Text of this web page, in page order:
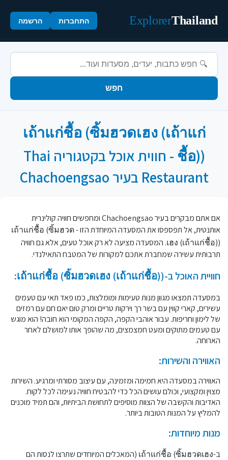
Thailand
Explorer התחברות הרשמה
חפש
เถ้าแก่ชื้อ (ซิ้มฮวดเฮง (เถ้าแก่
ชื้อ)) - חווית אוכל בקטגוריה Thai
Restaurant בעיר Chachoengsao
אם אתם מבקרים בעיר Chachoengsao ומחפשים חוויה קולינרית
אותנטית, אל תפספסו את המסעדה המיוחדת הזו - เถ้าแก่ชื้อ (ซิ้มฮวด
เฮง (เถ้าแก่ชื้อ)). המסעדה מציעה לא רק אוכל טעים, אלא גם חוויה
תרבותית עשירה שמחברת אתכם למקורות של המטבח התאילנדי.
חוויית האוכל ב-เถ้าแก่ชื้อ (ซิ้มฮวดเฮง (เถ้าแก่ชื้อ)):
במסעדה תמצאו מגוון מנות טעימות ומומלצות, כמו פאד תאי עם טעמים
עשירים, קארי קווין עם בשר רך וירקות טריים ומרק טום יאם חם עם רמזים
של לימון וחריפות. עבור אוהבי הקפה, הקפה המקומי הוא חובה! הוא מוגש
עם טעמים מתוקים ומעט חמצמצים, מה שהופך אותו למושלם לאחר
הארוחה.
האווירה והשירות:
האווירה במסעדה היא חמימה ומזמינה, עם עיצוב מסורתי ומרגיע. השירות
מצוין ומקצועי, וכולם עושים הכל כדי להבטיח חוויה נעימה לכל לקוח.
האדיבות והקשבה של הצוות מוסיפים לתחושת הביתיות, והם תמיד מוכנים
להמליץ על המנות הטובות ביותר.
מנות מיוחדות:
ב-เถ้าแก่ชื้อ (ซิ้มฮวดเฮง (המאכלים המיוחדים שתרצו לנסות הם